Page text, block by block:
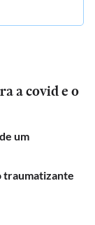
a covid e o
um
traumatizante